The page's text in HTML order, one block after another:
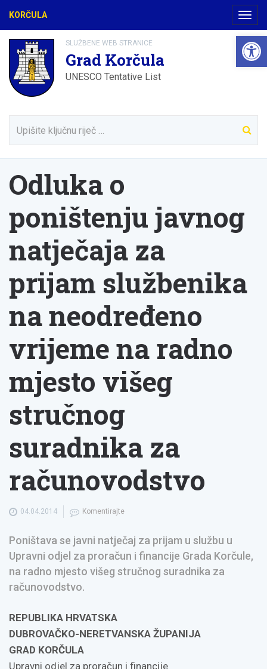
KORČULA
SLUŽBENE WEB STRANICE
Grad Korčula
UNESCO Tentative List
Odluka o
poništenju javnog
natječaja za
prijam službenika
na neodređeno
vrijeme na radno
mjesto višeg
stručnog
suradnika za
računovodstvo
04.04.2014 Komentirajte
Poništava se javni natječaj za prijam u službu u
Upravni odjel za proračun i financije Grada Korčule,
na radno mjesto višeg stručnog suradnika za
računovodstvo.
REPUBLIKA HRVATSKA
DUBROVAČKO-NERETVANSKA ŽUPANIJA
GRAD KORČULA
Upravni odjel za proračun i financije